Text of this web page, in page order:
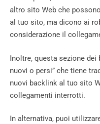
altro sito Web che
al tuo sito, ma dicono ai
considerazione il
Inoltre, questa sezione dei
nuovi o persi” che tiene
nuovi backlink al tuo sito
collegamenti interrotti.
In alternativa, puoi